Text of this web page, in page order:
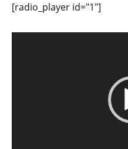
[radio_player id="1"]